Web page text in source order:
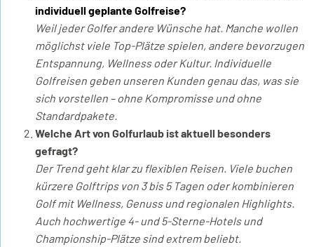
individuell geplante Golfreise?
Weil jeder Golfer andere Wünsche hat. Manche wollen
möglichst viele Top-Plätze spielen, andere bevorzugen
Entspannung, Wellness oder Kultur. Individuelle
Golfreisen geben unseren Kunden genau das, was sie
sich vorstellen – ohne Kompromisse und ohne
Standardpakete.
Welche Art von Golfurlaub ist aktuell besonders
gefragt?
Der Trend geht klar zu flexiblen Reisen. Viele buchen
kürzere Golftrips von 3 bis 5 Tagen oder kombinieren
Golf mit Wellness, Genuss und regionalen Highlights.
Auch hochwertige 4- und 5-Sterne-Hotels und
Championship-Plätze sind extrem beliebt.